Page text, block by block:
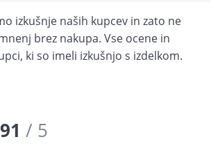
izkušnje naših kupcev in zato ne
brez nakupa. Vse ocene in
ki so imeli izkušnjo s izdelkom.
/ 5